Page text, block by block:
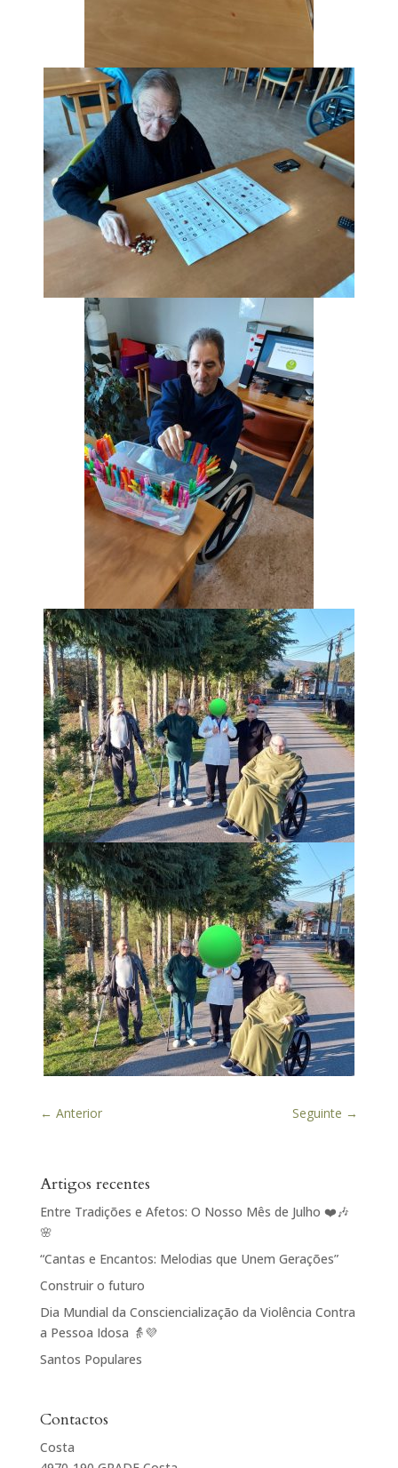
← Anterior Seguinte →
Artigos recentes
Entre Tradições e Afetos: O Nosso Mês de Julho ❤️🎶
🌸
“Cantas e Encantos: Melodias que Unem Gerações”
Construir o futuro
Dia Mundial da Consciencialização da Violência Contra
a Pessoa Idosa 👵💜
Santos Populares
Contactos
Costa